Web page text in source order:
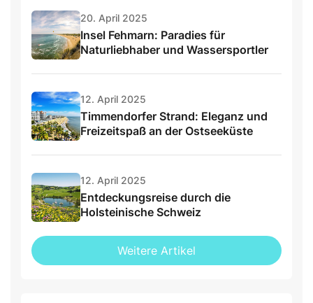
20. April 2025
Insel Fehmarn: Paradies für
Naturliebhaber und Wassersportler
12. April 2025
Timmendorfer Strand: Eleganz und
Freizeitspaß an der Ostseeküste
12. April 2025
Entdeckungsreise durch die
Holsteinische Schweiz
Weitere Artikel